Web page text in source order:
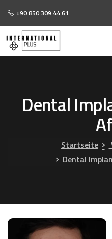
+90 850 309 44 61
Dental
Startseite
Dental